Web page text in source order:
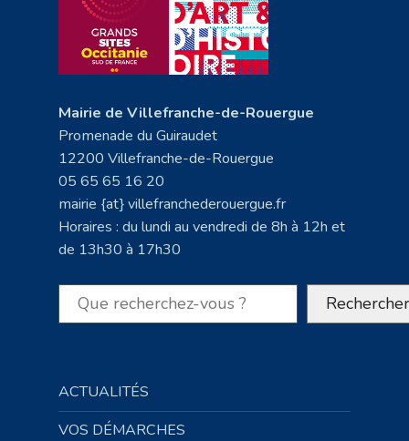
Mairie de Villefranche-de-Rouergue
Promenade du Guiraudet
12200 Villefranche-de-Rouergue
05 65 65 16 20
mairie {at} villefranchederouergue.fr
Horaires : du lundi au vendredi de 8h à 12h et
de 13h30 à 17h30
Rechercher Rechercher
ACTUALITÉS
VOS DÉMARCHES